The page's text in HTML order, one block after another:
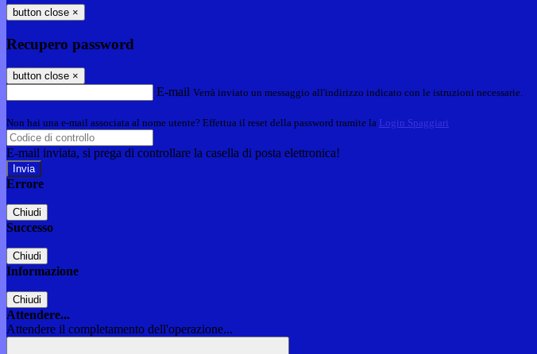
button close ×
Recupero password
button close ×
E-mail Verrà inviato un messaggio all'indirizzo indicato con le istruzioni necessarie.
Non hai una e-mail associata al nome utente? Effettua il reset della password tramite la Login Spaggiari
E-mail inviata, si prega di controllare la casella di posta elettronica!
Errore
Chiudi
Successo
Chiudi
Informazione
Chiudi
Attendere...
Attendere il completamento dell'operazione...